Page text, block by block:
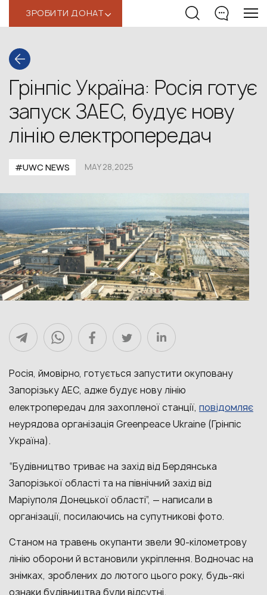
ЗРОБИТИ ДОНАТ‹
Грінпіс Україна: Росія готує
запуск ЗАЕС, будує нову
лінію електропередач
#UWС NEWS MAY 28,2025
Росія, ймовірно, готується запустити окуповану
Запорізьку АЕС, адже будує нову лінію
електропередач для захопленої станції, повідомляє
неурядова організація Greenpeace Ukraine (Грінпіс
Україна).
“Будівництво триває на захід від Бердянська
Запорізької області та на північний захід від
Маріуполя Донецької області”, — написали в
організації, посилаючись на супутникові фото.
Станом на травень окупанти звели 90-кілометрову
лінію оборони й встановили укріплення. Водночас на
знімках, зроблених до лютого цього року, будь-які
ознаки будівництва були відсутні.